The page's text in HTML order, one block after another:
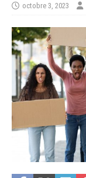
octobre 3, 2023